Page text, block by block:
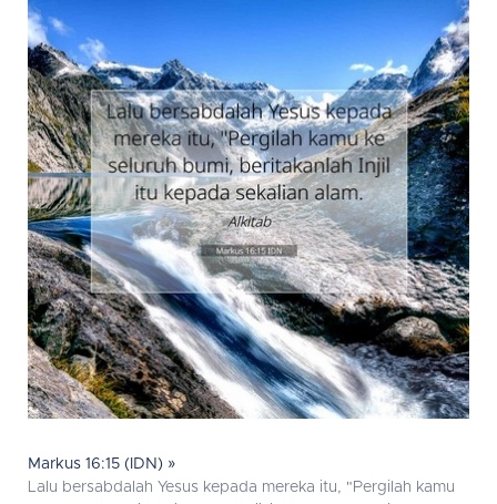
Markus 16:15 (IDN) »
Lalu bersabdalah Yesus kepada mereka itu, "Pergilah kamu